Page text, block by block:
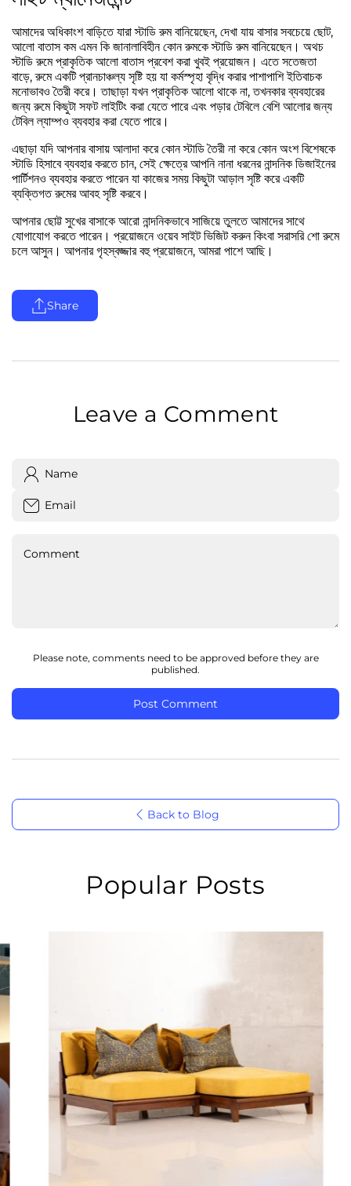
আমাদের অধিকাংশ বাড়িতে যারা স্টাডি রুম বানিয়েছেন, দেখা যায় বাসার সবচেয়ে ছোট,
আলো বাতাস কম এমন কি জানালাবিহীন কোন রুমকে স্টাডি রুম বানিয়েছেন। অথচ
স্টাডি রুমে প্রাকৃতিক আলো বাতাস প্রবেশ করা খুবই প্রয়োজন। এতে সতেজতা
বাড়ে, রুমে একটি প্রানচাঞ্চল্য সৃষ্টি হয় যা কর্মস্পৃহা বৃদ্ধি করার পাশাপাশি ইতিবাচক
মনোভাবও তৈরী করে। তাছাড়া যখন প্রাকৃতিক আলো থাকে না, তখনকার ব্যবহারের
জন্য রুমে কিছুটা সফট লাইটিং করা যেতে পারে এবং পড়ার টেবিলে বেশি আলোর জন্য
টেবিল ল্যাম্পও ব্যবহার করা যেতে পারে।
এছাড়া যদি আপনার বাসায় আলাদা করে কোন স্টাডি তৈরী না করে কোন অংশ বিশেষকে
স্টাডি হিসাবে ব্যবহার করতে চান, সেই ক্ষেত্রে আপনি নানা ধরনের নান্দনিক ডিজাইনের
পার্টিশনও ব্যবহার করতে পারেন যা কাজের সময় কিছুটা আড়াল সৃষ্টি করে একটি
ব্যক্তিগত রুমের আবহ সৃষ্টি করবে।
আপনার ছোট্ট সুখের বাসাকে আরো নান্দনিকভাবে সাজিয়ে তুলতে আমাদের সাথে
যোগাযোগ করতে পারেন। প্রয়োজনে ওয়েব সাইট ভিজিট করুন কিংবা সরাসরি শো রুমে
চলে আসুন। আপনার গৃহস্বজ্জার বহু প্রয়োজনে, আমরা পাশে আছি।
Share
Leave a Comment
Name
Email
Comment
Please note, comments need to be approved before they are
published.
Post Comment
Back to Blog
Popular Posts